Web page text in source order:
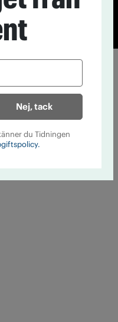
2026
Nej, tack
du Tidningen